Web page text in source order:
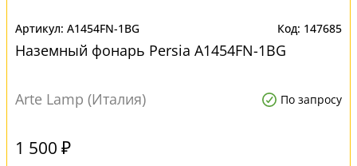
A1454FN-1BG 147685
Наземный фонарь Persia A1454FN-1BG
Arte Lamp (Италия) По запросу
1 500 ₽